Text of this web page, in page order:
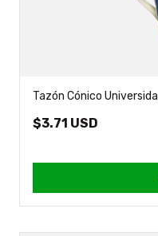
Tazón Cónico
$3.71 USD